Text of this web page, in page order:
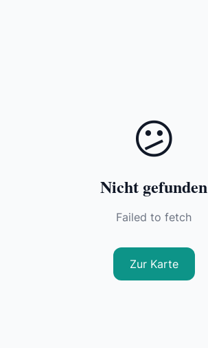
😕
Nicht gefunden
Failed to fetch
Zur Karte